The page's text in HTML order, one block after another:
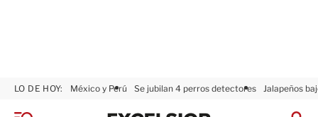
LO DE HOY: México y Perú Se jubilan 4 perros detectores Jalapeños